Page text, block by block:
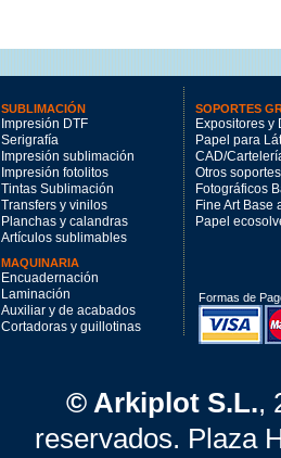
SUBLIMACIÓN
Impresión DTF
Serigrafía
Impresión sublimación
Impresión fotolitos
Tintas Sublimación
Transfers y vinilos
Planchas y calandras
Artículos sublimables
MAQUINARIA
Encuadernación
Laminación
Auxiliar y de acabados
Cortadoras y guillotinas
SOPORTES
Expositores y
Papel para
CAD/
Otros soportes
Fotográficos
Fine Art Base
Papel
Formas de
© Arkiplot S.L.,
reservados. Plaza